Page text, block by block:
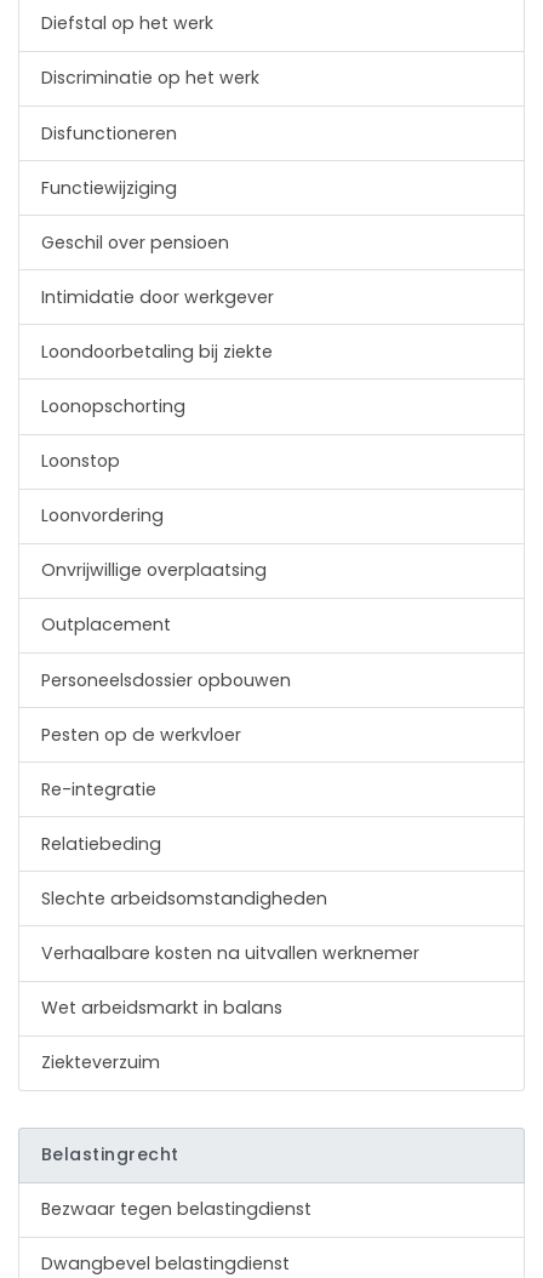
Diefstal op het werk
Discriminatie op het werk
​Disfunctioneren
Functiewijziging
Geschil over pensioen
Intimidatie door werkgever
Loon­doorbetaling bij ziekte
Loonopschorting
Loonstop
Loonvordering
Onvrijwillige overplaatsing
Outplacement
Personeelsdossier opbouwen
Pesten op de werkvloer
Re-integratie
Relatiebeding
Slechte arbeidsomstandigheden
Verhaalbare kosten na uitvallen werknemer
Wet arbeidsmarkt in balans
Ziekteverzuim
Belastingrecht
Bezwaar tegen belastingdienst
Dwangbevel belastingdienst